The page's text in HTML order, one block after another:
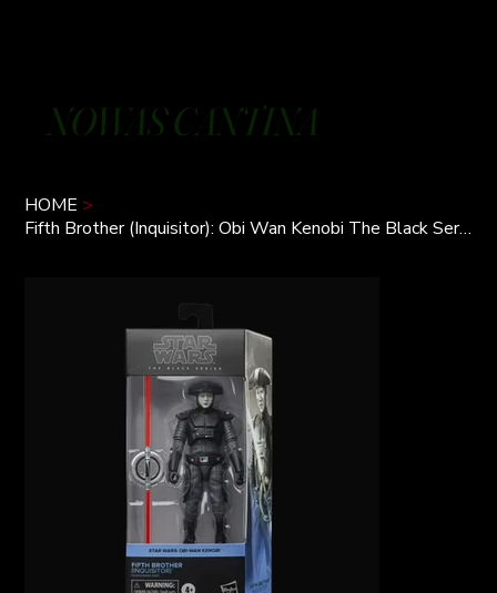
NOWAS CANTINA
HOME >
Fifth Brother (Inquisitor): Obi Wan Kenobi The Black Series